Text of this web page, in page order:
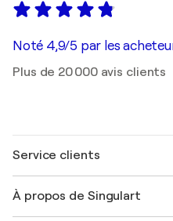
Noté 4,9/5 par les
Plus de 20 000 avis clients
Service clients
Expédition
À propos de Singulart